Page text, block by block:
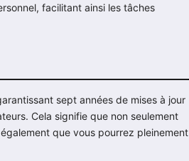
facilitant ainsi les tâches
sept années de mises à jour
Cela signifie que non seulement
que vous pourrez pleinement